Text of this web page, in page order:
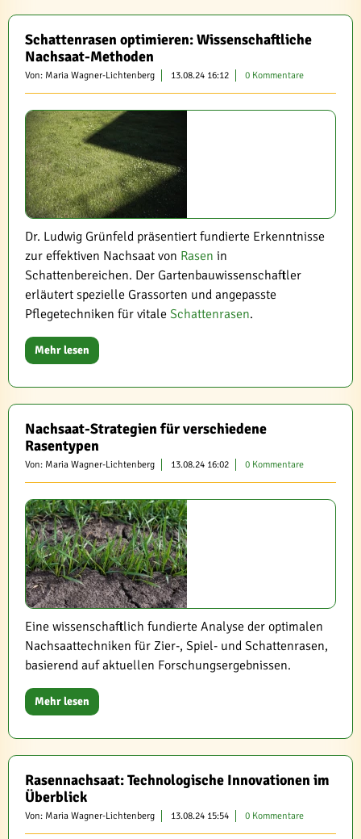
Schattenrasen optimieren: Wissenschaftliche
Nachsaat-Methoden
Von: Maria Wagner-Lichtenberg 13.08.24 16:12 0 Kommentare
Dr. Ludwig Grünfeld präsentiert fundierte Erkenntnisse
zur effektiven Nachsaat von Rasen in
Schattenbereichen. Der Gartenbauwissenschaftler
erläutert spezielle Grassorten und angepasste
Pflegetechniken für vitale Schattenrasen.
Mehr lesen
Nachsaat-Strategien für verschiedene
Rasentypen
Von: Maria Wagner-Lichtenberg 13.08.24 16:02 0 Kommentare
Eine wissenschaftlich fundierte Analyse der optimalen
Nachsaattechniken für Zier-, Spiel- und Schattenrasen,
basierend auf aktuellen Forschungsergebnissen.
Mehr lesen
Rasennachsaat: Technologische Innovationen im
Überblick
Von: Maria Wagner-Lichtenberg 13.08.24 15:54 0 Kommentare